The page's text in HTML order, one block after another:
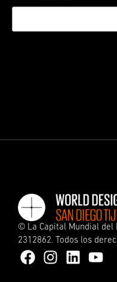
© La Capital Mundial del
2312862. Todos los